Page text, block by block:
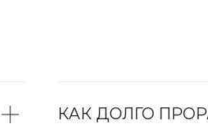
КАК ДОЛГО